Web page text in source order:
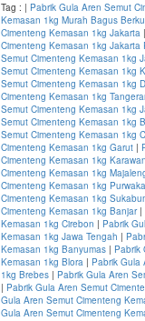
Tag : | Pabrik Gula Aren Semut
Kemasan 1kg Murah Bagus
Cimenteng Kemasan 1kg Jakarta |
Cimenteng Kemasan 1kg Jakarta
Semut Cimenteng Kemasan 1kg
Semut Cimenteng Kemasan 1kg
Semut Cimenteng Kemasan 1kg
Cimenteng Kemasan 1kg
Semut Cimenteng Kemasan 1kg
Semut Cimenteng Kemasan 1kg
Semut Cimenteng Kemasan 1kg
Cimenteng Kemasan 1kg Garut |
Cimenteng Kemasan 1kg
Cimenteng Kemasan 1kg
Cimenteng Kemasan 1kg
Cimenteng Kemasan 1kg
Cimenteng Kemasan 1kg Banjar|
Kemasan 1kg Cirebon | Pabrik
Kemasan 1kg Jawa Tengah |
Kemasan 1kg Banyumas | Pabrik
Kemasan 1kg Blora | Pabrik Gula
1kg Brebes | Pabrik Gula Aren
| Pabrik Gula Aren Semut
Gula Aren Semut Cimenteng
Gula Aren Semut Cimenteng